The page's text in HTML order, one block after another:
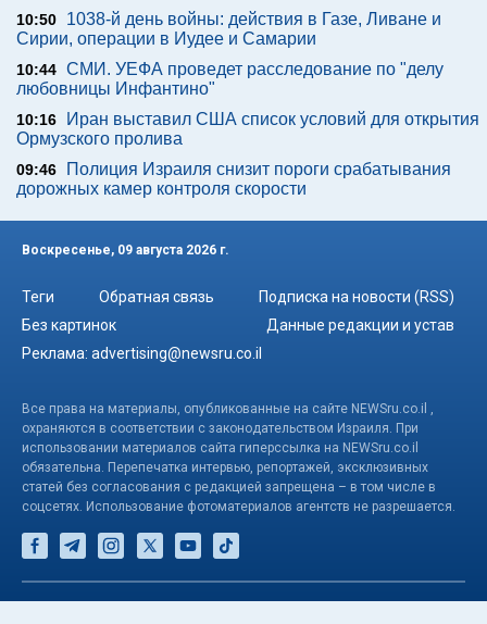
10:50
1038-й день войны: действия в Газе, Ливане и
Сирии, операции в Иудее и Самарии
10:44 СМИ. УЕФА проведет расследование по "делу
любовницы Инфантино"
10:16
Иран выставил США список условий для открытия
Ормузского пролива
09:46
Полиция Израиля снизит пороги срабатывания
дорожных камер контроля скорости
Воскресенье, 09 августа 2026 г.
Теги Обратная связь
Подписка на новости (RSS)
Без картинок
Данные редакции и устав
Реклама: advertising@newsru.co.il
Все права на материалы, опубликованные на сайте NEWSru.co.il ,
охраняются в соответствии с законодательством Израиля. При
использовании материалов сайта гиперссылка на NEWSru.co.il
обязательна. Перепечатка интервью, репортажей, эксклюзивных
статей без согласования с редакцией запрещена – в том числе в
соцсетях. Использование фотоматериалов агентств не разрешается.